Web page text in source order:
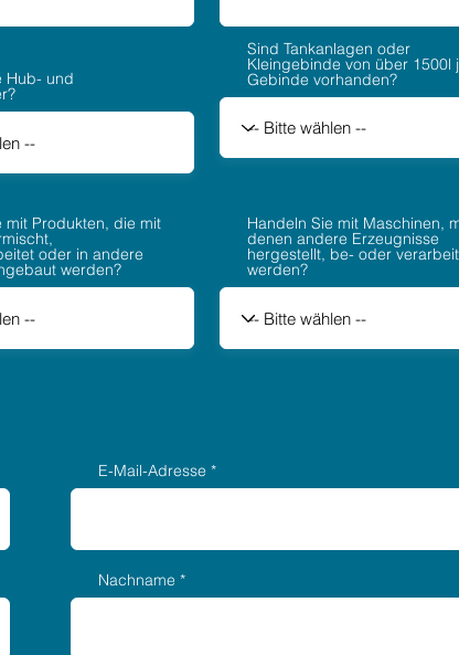
Hub- und
Sind Tankanlagen oder
Kleingebinde von über 1500l
Gebinde vorhanden?
mit Produkten, die mit
oder in andere
werden?
Handeln Sie mit Maschinen,
denen andere Erzeugnisse
hergestellt, be- oder
werden?
E-Mail-Adresse
Nachname